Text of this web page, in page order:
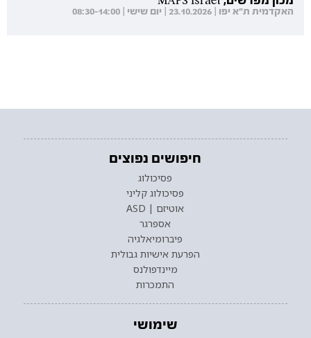
האקדמית ת"א יפו | 23.10.2026 | יום שישי | 08:30-14:00
חיפושים נפוצים
פסיכולוג
פסיכולוג קליני
אוטיזם | ASD
אספרגר
פיברומיאלגיה
הפרעת אישיות גבולית
מיינדפולנס
התמכרות
שימושי